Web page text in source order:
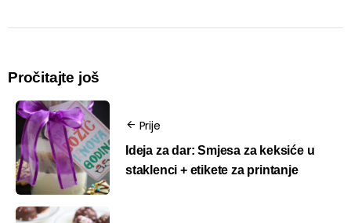
Pročitajte još
Prije
Ideja za dar: Smjesa za keksiće u
staklenci + etikete za printanje